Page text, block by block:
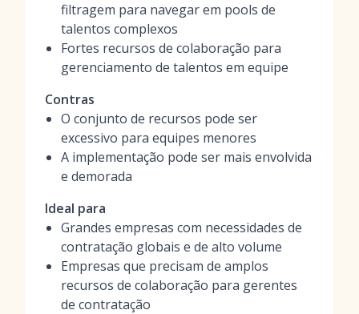
filtragem para navegar em pools de
talentos complexos
Fortes recursos de colaboração para
gerenciamento de talentos em equipe
Contras
O conjunto de recursos pode ser
excessivo para equipes menores
A implementação pode ser mais envolvida
e demorada
Ideal para
Grandes empresas com necessidades de
contratação globais e de alto volume
Empresas que precisam de amplos
recursos de colaboração para gerentes
de contratação